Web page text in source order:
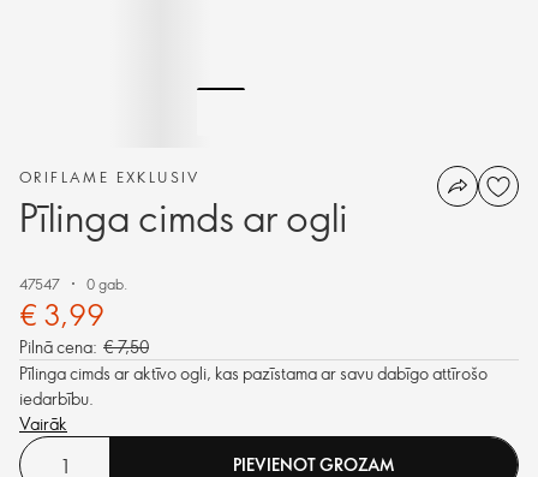
ORIFLAME EXKLUSIV
Pīlinga cimds ar ogli
47547 0 gab.
€ 3,99
Pilnā cena: € 7,50
Pīlinga cimds ar aktīvo ogli, kas pazīstama ar savu dabīgo attīrošo
iedarbību.
Vairāk
PIEVIENOT GROZAM